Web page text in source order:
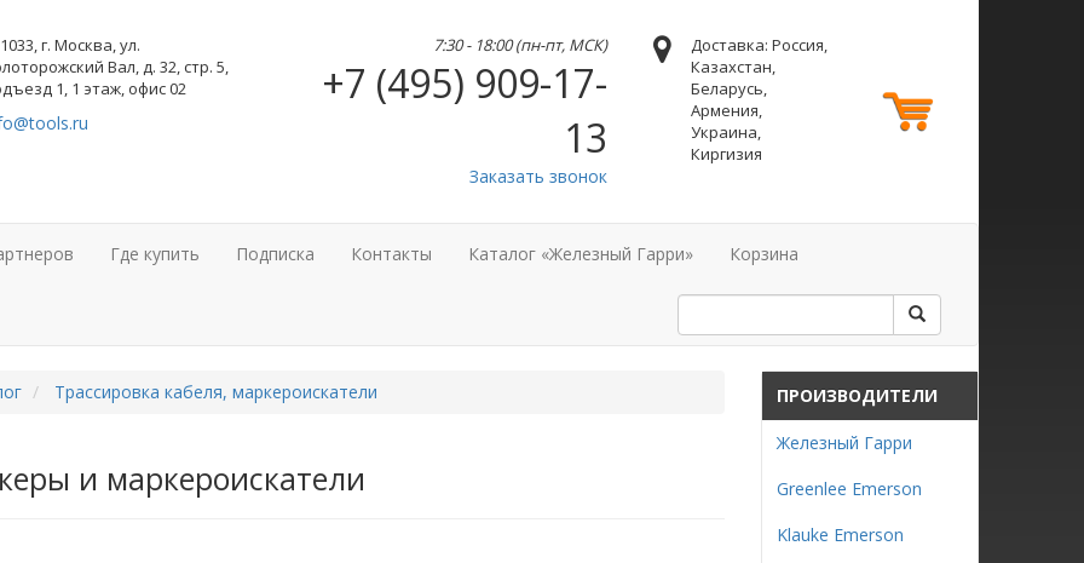
г. Москва, ул.
Вал, д. 32, стр. 5,
1, 1 этаж, офис 02
7:30 - 18:00 (пн-пт, МСК)
+7 (495) 909-17-
13
Заказать звонок
Доставка: Россия,
Казахстан,
Беларусь,
Армения,
Украина,
Киргизия
Где купить Подписка Контакты Каталог «Железный Гарри» Корзина
Трассировка кабеля, маркероискатели
и маркероискатели
ПРОИЗВОДИТЕЛИ
Железный Гарри
Greenlee Emerson
Klauke Emerson